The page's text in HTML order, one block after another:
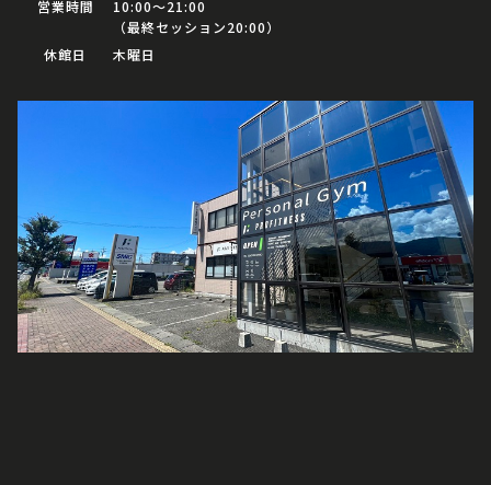
営業時間
10:00〜21:00
（最終セッション20:00）
休館日
木曜日